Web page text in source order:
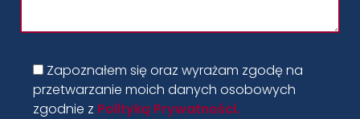
Zapoznałem się oraz wyrażam zgodę na
przetwarzanie moich danych osobowych
zgodnie z Polityką Prywatności.